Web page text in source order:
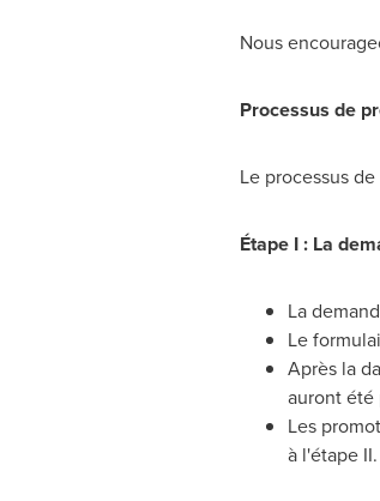
Nous
Processus de
Le processus
Étape I : La
La
Le
Après la
auront été
Les
à l'étape II.